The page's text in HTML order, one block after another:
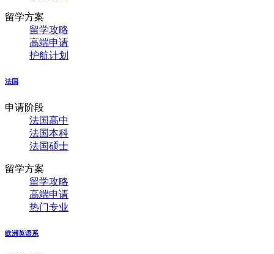
留学方案
留学攻略
高端申请
护航计划
法国
申请阶段
法国高中
法国本科
法国硕士
留学方案
留学攻略
高端申请
热门专业
欧洲英语系